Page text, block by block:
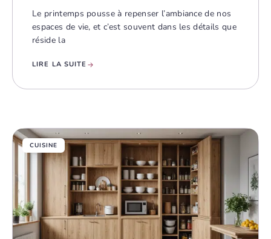
Le printemps pousse à repenser l’ambiance de nos
espaces de vie, et c’est souvent dans les détails que
réside la
LIRE LA SUITE
CUISINE